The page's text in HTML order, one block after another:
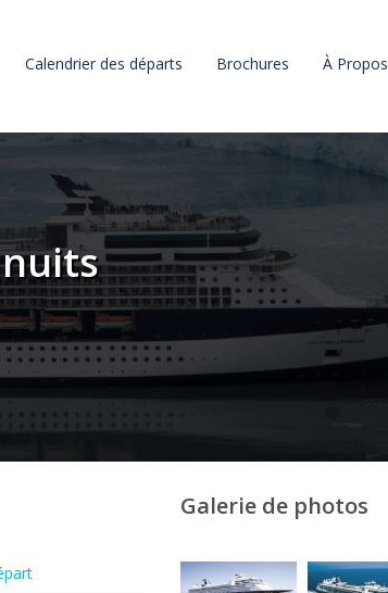
Calendrier des départs Brochures À Propos
Galerie de photos